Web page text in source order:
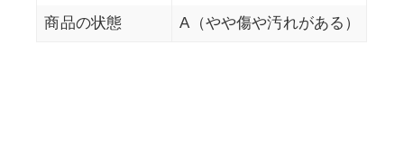
商品の状態 A（やや傷や汚れがある）